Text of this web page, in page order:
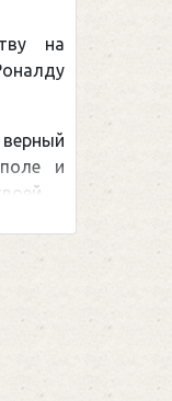
снайперским
принадлежит
Гретцки, —
хоккейная тема